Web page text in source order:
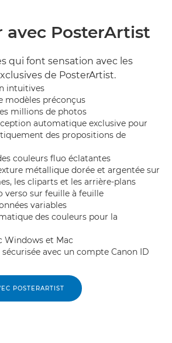
avec PosterArtist
qui font sensation avec les
de PosterArtist.
intuitives
modèles préconçus
millions de photos
automatique exclusive pour
des propositions de
couleurs fluo éclatantes
métallique dorée et argentée sur
les cliparts et les arrière-plans
verso sur feuille à feuille
variables
des couleurs pour la
Windows et Mac
avec un compte Canon ID
POSTERARTIST